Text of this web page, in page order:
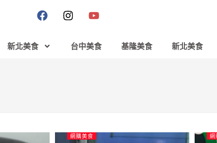
新北美食 台中美食 基隆美食 新北美食
網購美食 網